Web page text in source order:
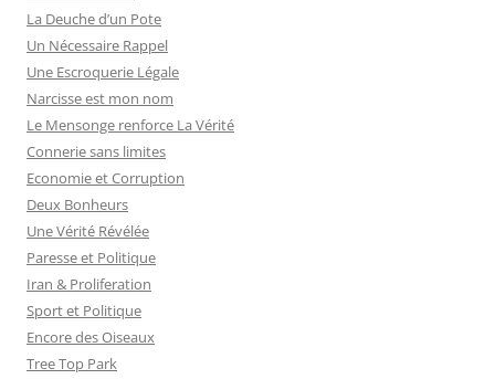
La Deuche d’un Pote
Un Nécessaire Rappel
Une Escroquerie Légale
Narcisse est mon nom
Le Mensonge renforce La Vérité
Connerie sans limites
Economie et Corruption
Deux Bonheurs
Une Vérité Révélée
Paresse et Politique
Iran & Proliferation
Sport et Politique
Encore des Oiseaux
Tree Top Park